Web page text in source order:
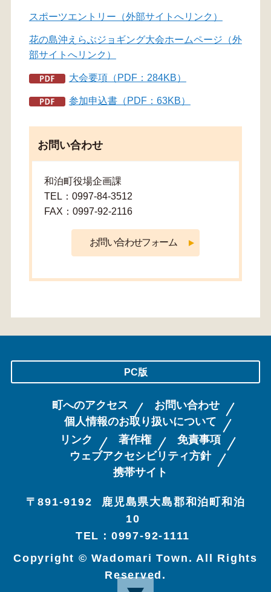
スポーツエントリー（外部サイトへリンク）
花の島沖えらぶジョギング大会ホームページ（外
部サイトへリンク）
大会要項（PDF：284KB）
参加申込書（PDF：63KB）
お問い合わせ
和泊町役場企画課
TEL：0997-84-3512
FAX：0997-92-2116
PC版
町へのアクセス
お問い合わせ
個人情報のお取り扱いについて
リンク
著作権
免責事項
ウェブアクセシビリティ方針
携帯サイト
〒891-9192
鹿児島県大島郡和泊町和泊
10
TEL：0997-92-1111
Copyright © Wadomari Town. All Rights
Reserved.